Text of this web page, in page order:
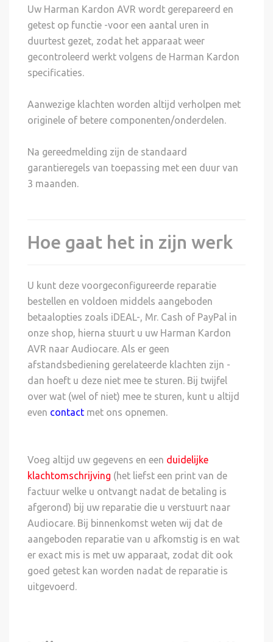
Uw Harman Kardon AVR wordt gerepareerd en
getest op functie -voor een aantal uren in
duurtest gezet, zodat het apparaat weer
gecontroleerd werkt volgens de Harman Kardon
specificaties.
Aanwezige klachten worden altijd verholpen met
originele of betere componenten/onderdelen.
Na gereedmelding zijn de standaard
garantieregels van toepassing met een duur van
3 maanden.
Hoe gaat het in zijn werk
U kunt deze voorgeconfigureerde reparatie
bestellen en voldoen middels aangeboden
betaalopties zoals iDEAL-, Mr. Cash of PayPal in
onze shop, hierna stuurt u uw Harman Kardon
AVR naar Audiocare. Als er geen
afstandsbediening gerelateerde klachten zijn -
dan hoeft u deze niet mee te sturen. Bij twijfel
over wat (wel of niet) mee te sturen, kunt u altijd
even contact met ons opnemen.
Voeg altijd uw gegevens en een duidelijke
klachtomschrijving (het liefst een print van de
factuur welke u ontvangt nadat de betaling is
afgerond) bij uw reparatie die u verstuurt naar
Audiocare. Bij binnenkomst weten wij dat de
aangeboden reparatie van u afkomstig is en wat
er exact mis is met uw apparaat, zodat dit ook
goed getest kan worden nadat de reparatie is
uitgevoerd.